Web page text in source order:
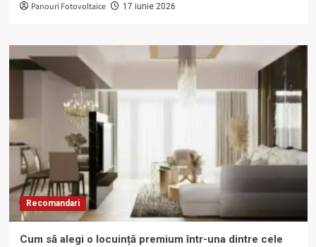
Panouri Fotovoltaice 17 iunie 2026
Recomandari
Cum să alegi o locuință premium într-una dintre cele